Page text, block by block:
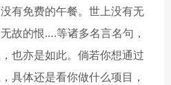
有免费的午餐。世上没有无
故的恨….等诸多名言名句，
也亦是如此。倘若你想通过
具体还是看你做什么项目，